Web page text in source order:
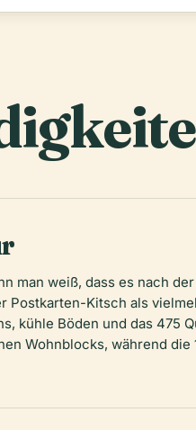
man weiß, dass es nach
Postkarten-Kitsch als
kühle Böden und das 475
Wohnblocks, während